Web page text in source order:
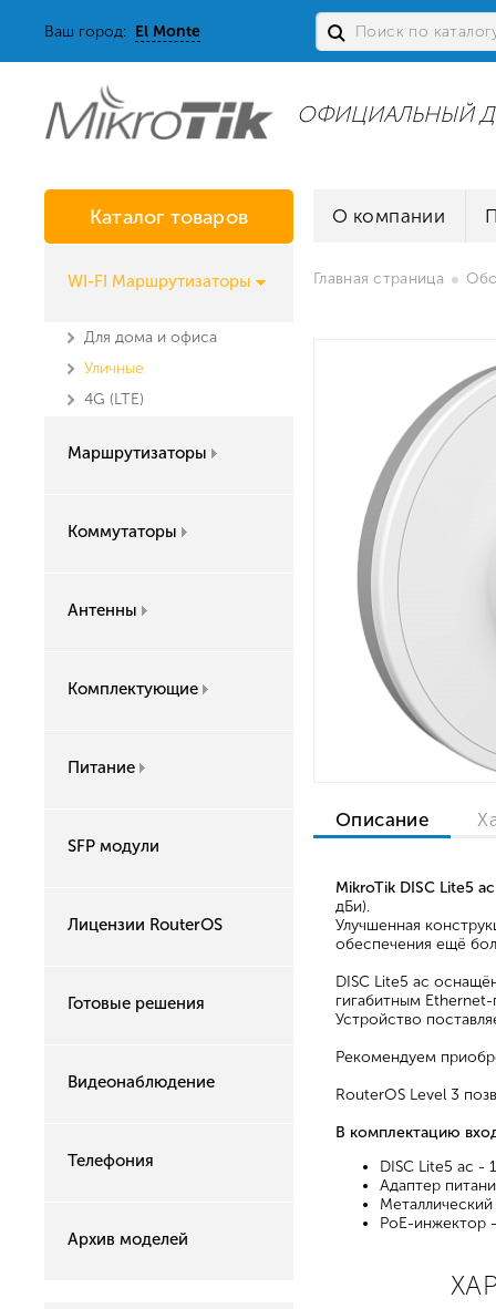
Ваш город: El Monte
ОФИЦИАЛЬНЫЙ
Каталог товаров
WI-FI Маршрутизаторы
Для дома и офиса
Уличные
4G (LTE)
Маршрутизаторы
Коммутаторы
Антенны
Комплектующие
Питание
SFP модули
Лицензии RouterOS
Готовые решения
Видеонаблюдение
Телефония
Архив моделей
О компании
Главная страница
Описание
MikroTik DISC Lite5 ac
дБи).
Улучшенная
обеспечения ещё
DISC Lite5 ac
гигабитным
Устройство
Рекомендуем
RouterOS Level 3
В комплектацию
DISC Lite5 ac -
Адаптер
PoE-инжектор